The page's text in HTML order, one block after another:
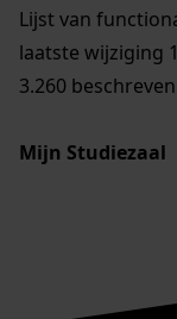
Lijst van
laatste wijziging
3.260
Mijn Studiezaal